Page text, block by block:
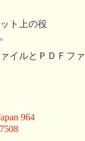
ト上の役
イ ルとＰＤＦファ
964